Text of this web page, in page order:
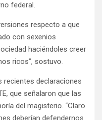
federal.
respecto a que
con sexenios
haciéndoles creer
ricos”, sostuvo.
declaraciones
que señalaron que las
del magisterio. “Claro
deberían defendernos